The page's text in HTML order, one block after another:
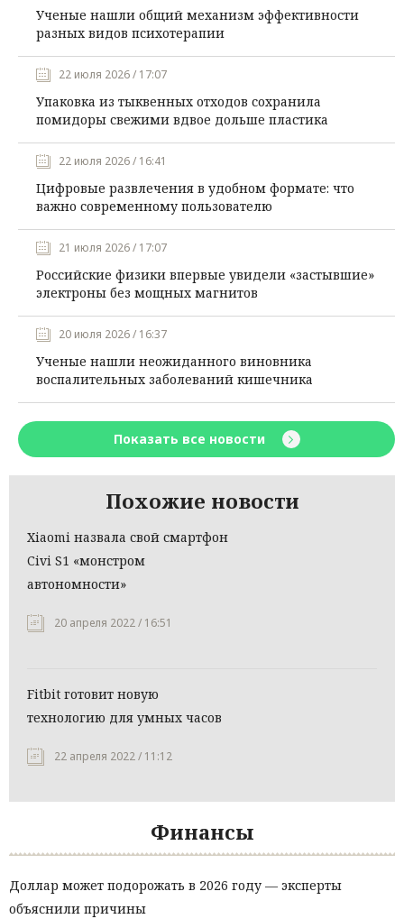
Ученые нашли общий механизм эффективности
разных видов психотерапии
22 июля 2026 / 17:07
Упаковка из тыквенных отходов сохранила
помидоры свежими вдвое дольше пластика
22 июля 2026 / 16:41
Цифровые развлечения в удобном формате: что
важно современному пользователю
21 июля 2026 / 17:07
Российские физики впервые увидели «застывшие»
электроны без мощных магнитов
20 июля 2026 / 16:37
Ученые нашли неожиданного виновника
воспалительных заболеваний кишечника
Показать все новости
Похожие новости
Xiaomi назвала свой смартфон
Civi S1 «монстром
автономности»
20 апреля 2022 / 16:51
Fitbit готовит новую
технологию для умных часов
22 апреля 2022 / 11:12
Финансы
Доллар может подорожать в 2026 году — эксперты
объяснили причины